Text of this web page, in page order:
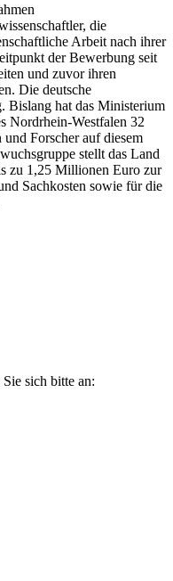
die
Arbeit nach ihrer
der Bewerbung seit
und zuvor ihren
Die deutsche
Bislang hat das Ministerium
Nordrhein-Westfalen 32
Forscher auf diesem
stellt das Land
zu 1,25 Millionen Euro zur
Sachkosten sowie für die
sich bitte an: